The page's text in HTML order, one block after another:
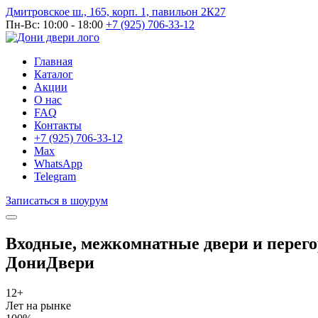
Дмитровское ш., 165, корп. 1, павильон 2К27
Пн-Вс: 10:00 - 18:00 +7 (925) 706-33-12
Главная
Каталог
Акции
О нас
FAQ
Контакты
+7 (925) 706-33-12
Max
WhatsApp
Telegram
Записаться в шоурум
Входные, межкомнатные двери и
ДониДвери
12+
Лет на рынке